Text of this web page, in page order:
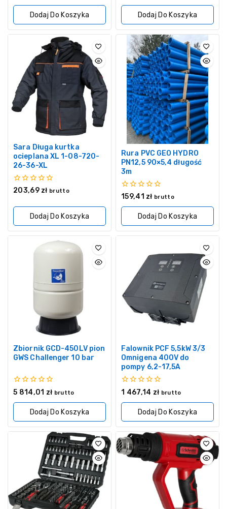
5
Dodaj Do Koszyka
5
Dodaj Do Koszyka
Sara Długa kurtka
ocieplana XL 1-08-720-
26-36-XL
0
5
203,69 zł brutto
Dodaj Do Koszyka
Rura PVC GEO HYDRO
PN12,5 90×5,4 długość
3m
0
5
159,41 zł brutto
Dodaj Do Koszyka
Zbiornik GCD-450LV pion
GWS Challenger 10 bar
0
5
5 814,01 zł brutto
Dodaj Do Koszyka
Falownik PCF 5,5kW 3/3
Omnigena 400V do
pompy 6,2-17,5A
0
5
1 467,14 zł brutto
Dodaj Do Koszyka